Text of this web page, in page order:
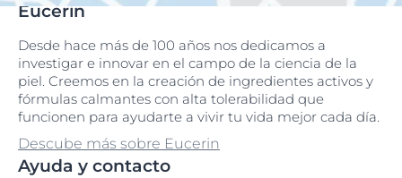
Eucerin
Desde hace más de 100 años nos dedicamos a
investigar e innovar en el campo de la ciencia de la
piel. Creemos en la creación de ingredientes activos y
fórmulas calmantes con alta tolerabilidad que
funcionen para ayudarte a vivir tu vida mejor cada día.
Descube más sobre Eucerin
Ayuda y contacto